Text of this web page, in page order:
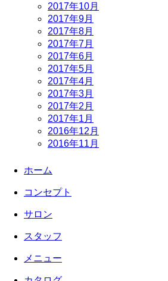
2017年10月
2017年9月
2017年8月
2017年7月
2017年6月
2017年5月
2017年4月
2017年3月
2017年2月
2017年1月
2016年12月
2016年11月
ホーム
コンセプト
サロン
スタッフ
メニュー